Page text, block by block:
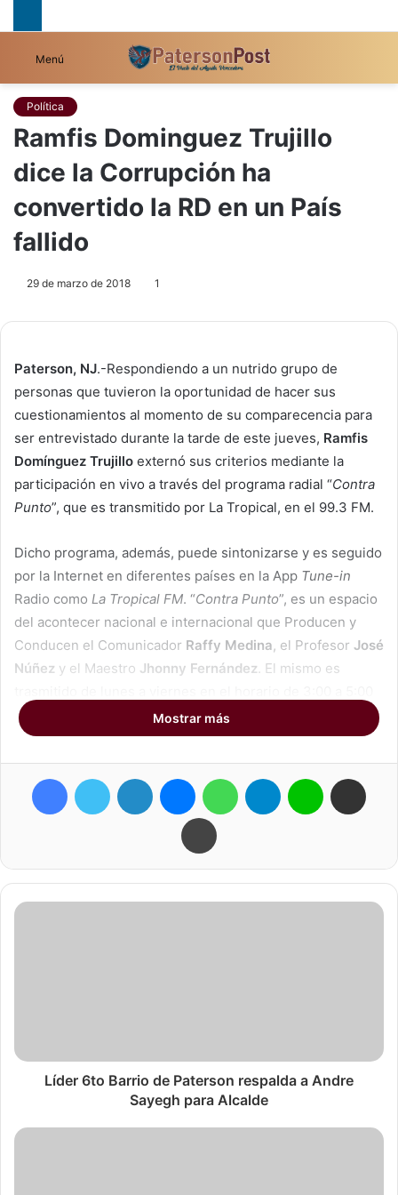
Menú
Política
Ramfis Dominguez Trujillo
dice la Corrupción ha
convertido la RD en un País
fallido
29 de marzo de 2018 1
Paterson, NJ.-Respondiendo a un nutrido grupo de
personas que tuvieron la oportunidad de hacer sus
cuestionamientos al momento de su comparecencia para
ser entrevistado durante la tarde de este jueves, Ramfis
Domínguez Trujillo externó sus criterios mediante la
participación en vivo a través del programa radial “Contra
Punto”, que es transmitido por La Tropical, en el 99.3 FM.
Dicho programa, además, puede sintonizarse y es seguido
por la Internet en diferentes países en la App Tune-in
Radio como La Tropical FM. “Contra Punto”, es un espacio
del acontecer nacional e internacional que Producen y
Conducen el Comunicador Raffy Medina, el Profesor José
Núñez y el Maestro Jhonny Fernández. El mismo es
de la Tarde, desde la Ciudad de Paterson y tiene una radio
audiencia extraordinaria tanto en el área local como a nivel
internacionalmente.
Mostrar más
Imprimir
Líder 6to Barrio de Paterson respalda a Andre
Sayegh para Alcalde